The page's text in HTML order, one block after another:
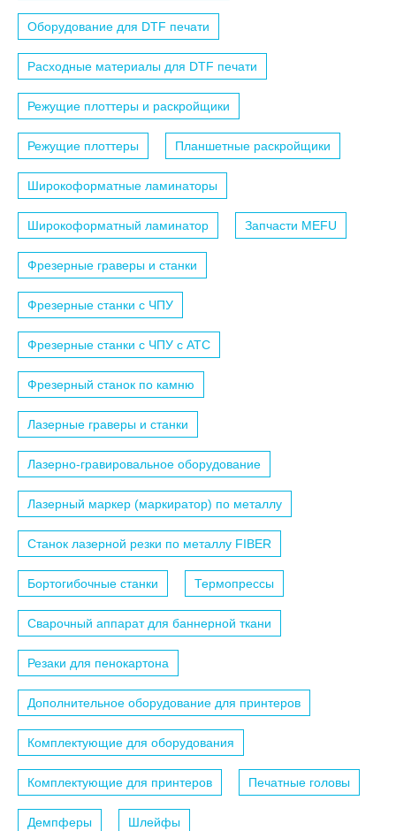
Оборудование для DTF печати
Расходные материалы для DTF печати
Режущие плоттеры и раскройщики
Режущие плоттеры Планшетные раскройщики
Широкоформатные ламинаторы
Широкоформатный ламинатор Запчасти MEFU
Фрезерные граверы и станки
Фрезерные станки с ЧПУ
Фрезерные станки с ЧПУ c АТС
Фрезерный станок по камню
Лазерные граверы и станки
Лазерно-гравировальное оборудование
Лазерный маркер (маркиратор) по металлу
Станок лазерной резки по металлу FIBER
Бортогибочные станки Термопрессы
Сварочный аппарат для баннерной ткани
Резаки для пенокартона
Дополнительное оборудование для принтеров
Комплектующие для оборудования
Комплектующие для принтеров Печатные головы
Демпферы Шлейфы